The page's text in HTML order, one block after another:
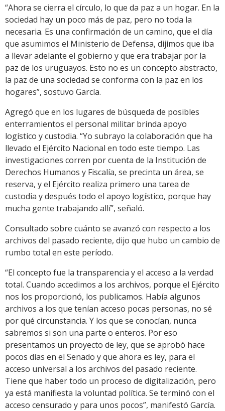
Link
“Ahora se cierra el círculo, lo que da paz a un hogar. En la
sociedad hay un poco más de paz, pero no toda la
necesaria. Es una confirmación de un camino, que el día
que asumimos el Ministerio de Defensa, dijimos que iba
a llevar adelante el gobierno y que era trabajar por la
paz de los uruguayos. Esto no es un concepto abstracto,
la paz de una sociedad se conforma con la paz en los
hogares”, sostuvo García.
Agregó que en los lugares de búsqueda de posibles
enterramientos el personal militar brinda apoyo
logístico y custodia. “Yo subrayo la colaboración que ha
llevado el Ejército Nacional en todo este tiempo. Las
investigaciones corren por cuenta de la Institución de
Derechos Humanos y Fiscalía, se precinta un área, se
reserva, y el Ejército realiza primero una tarea de
custodia y después todo el apoyo logístico, porque hay
mucha gente trabajando allí”, señaló.
Consultado sobre cuánto se avanzó con respecto a los
archivos del pasado reciente, dijo que hubo un cambio de
rumbo total en este período.
“El concepto fue la transparencia y el acceso a la verdad
total. Cuando accedimos a los archivos, porque el Ejército
nos los proporcionó, los publicamos. Había algunos
archivos a los que tenían acceso pocas personas, no sé
por qué circunstancia. Y los que se conocían, nunca
sabremos si son una parte o enteros. Por eso
presentamos un proyecto de ley, que se aprobó hace
pocos días en el Senado y que ahora es ley, para el
acceso universal a los archivos del pasado reciente.
Tiene que haber todo un proceso de digitalización, pero
ya está manifiesta la voluntad política. Se terminó con el
acceso censurado y para unos pocos”, manifestó García.